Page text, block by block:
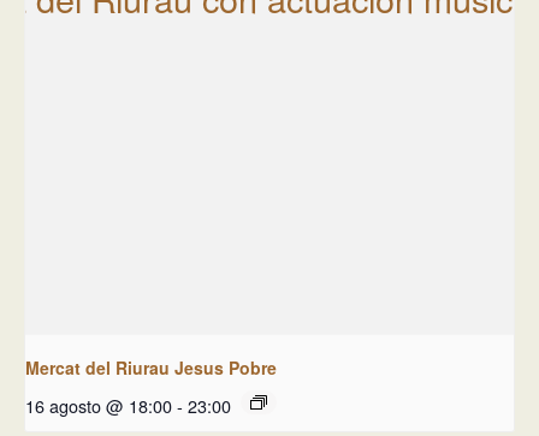
Mercat del Riurau Jesus Pobre
16 agosto @ 18:00- 23:00